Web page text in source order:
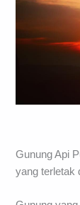
Gunung Api
yang terletak